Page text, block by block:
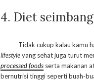
4. Diet seimbang
Tidak cukup kalau kamu
lifestyleyang sehat juga turut
processed foods serta makanan
bernutrisi tinggi seperti buah-